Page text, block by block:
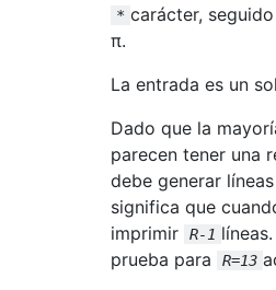
* carácter,
π.
La entrada es un
Dado que la
parecen tener una
debe generar
significa que
imprimir
R-1
prueba para
R=13